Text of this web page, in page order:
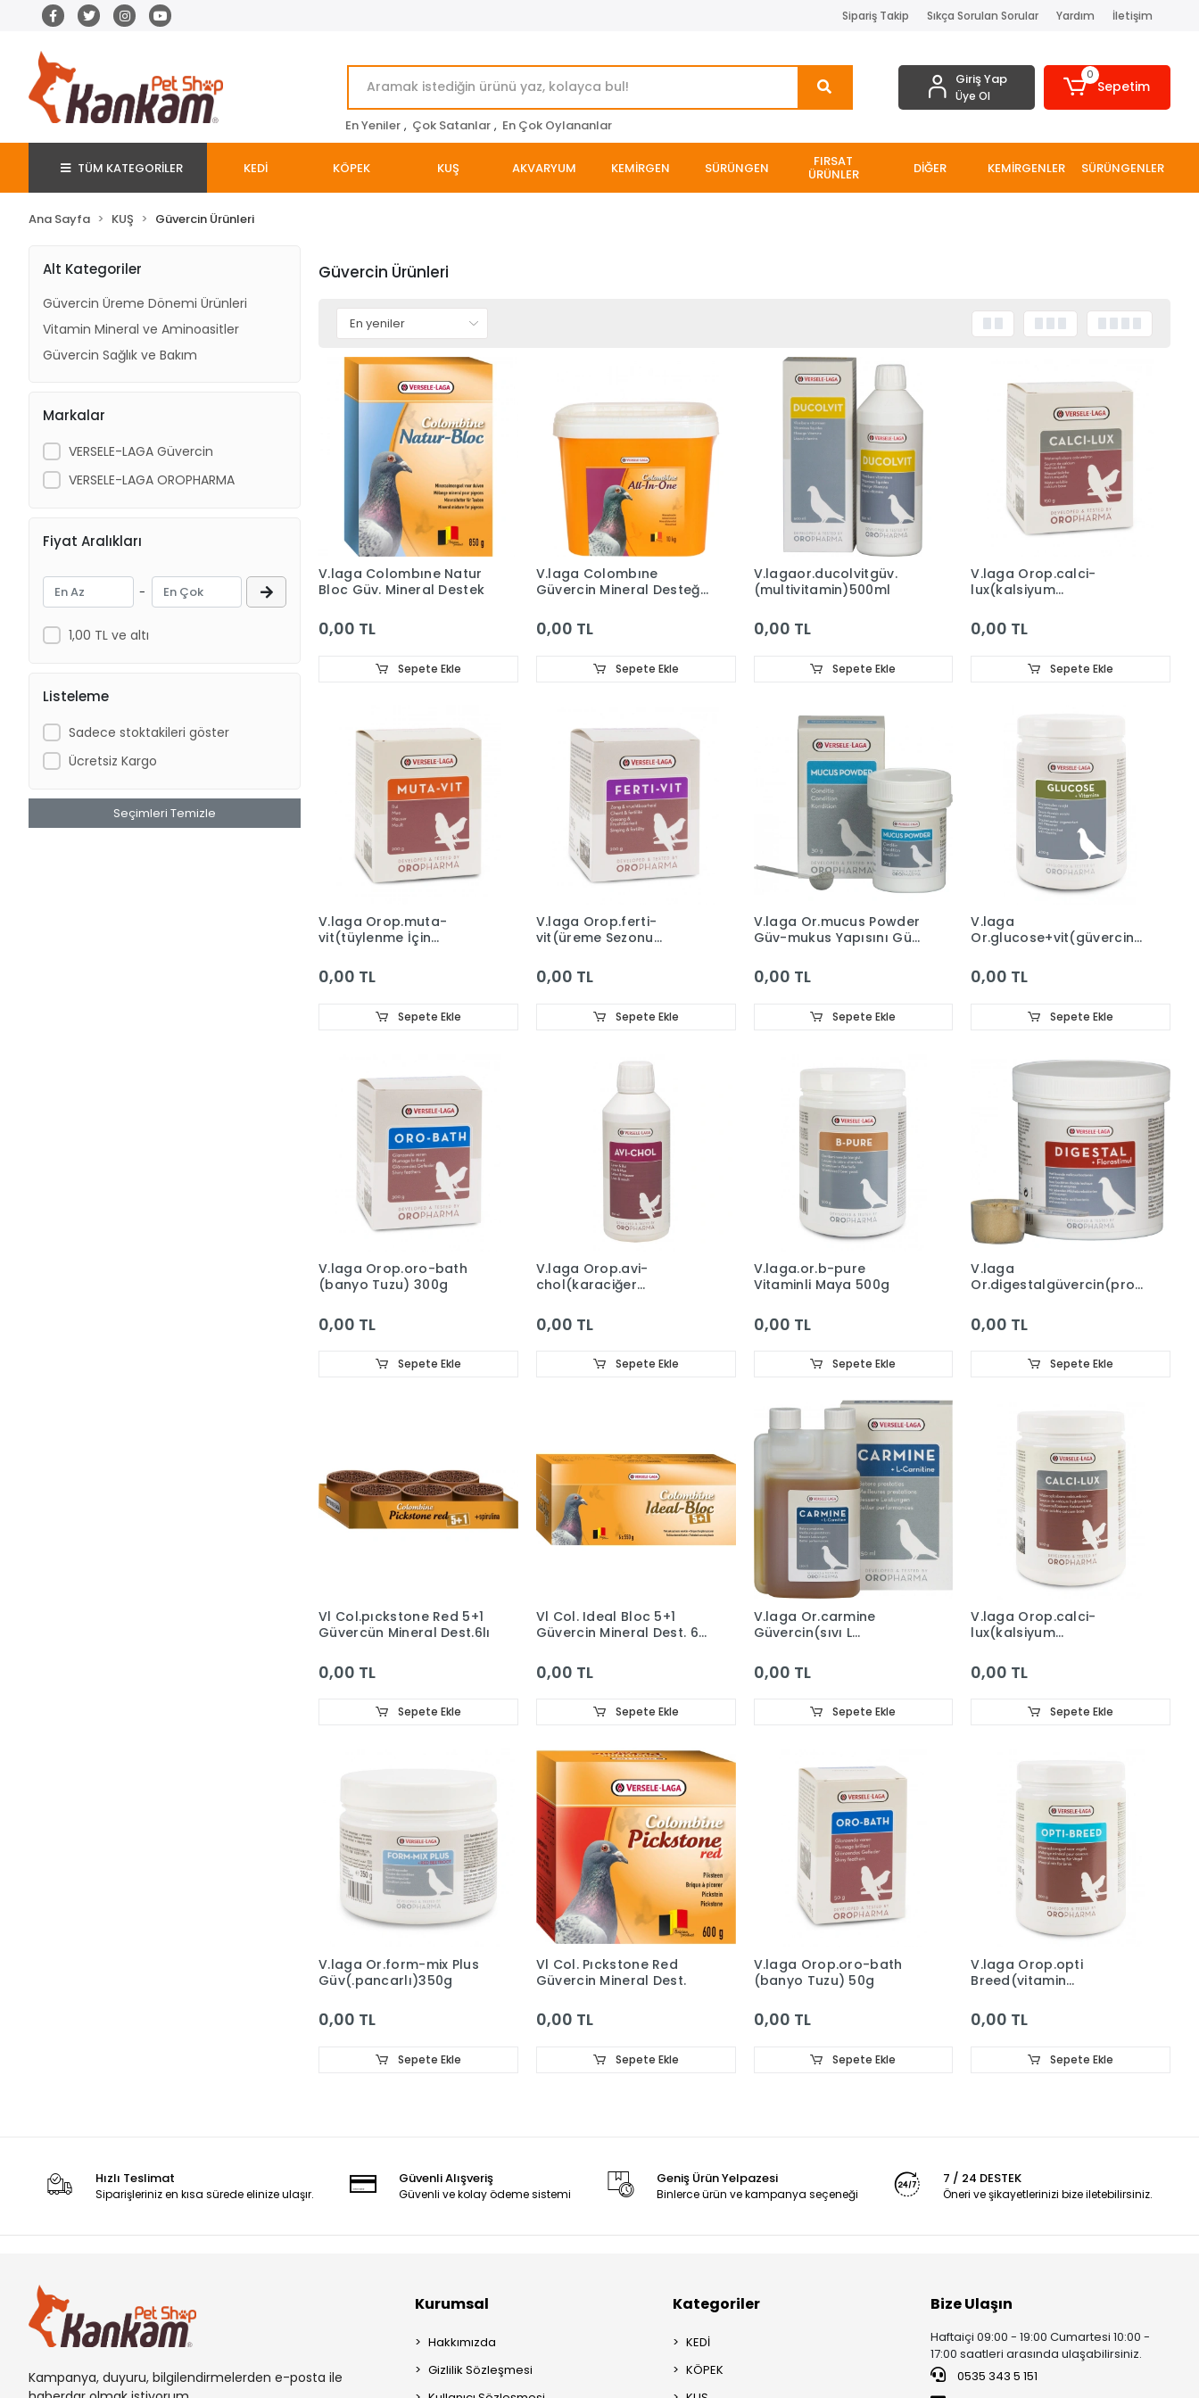
Sipariş Takip Sıkça Sorulan Sorular Yardım İletişim
En Yeniler , Çok Satanlar , En Çok Oylananlar
Giriş Yap
Üye Ol
0
Sepetim
TÜM KATEGORİLER KEDİ KÖPEK KUŞ AKVARYUM KEMİRGEN SÜRÜNGEN FIRSAT
ÜRÜNLER DİĞER KEMİRGENLER SÜRÜNGENLER
Ana Sayfa KUŞ Güvercin Ürünleri
Alt Kategoriler
Güvercin Üreme Dönemi Ürünleri
Vitamin Mineral ve Aminoasitler
Güvercin Sağlık ve Bakım
Markalar
VERSELE-LAGA Güvercin
VERSELE-LAGA OROPHARMA
Fiyat Aralıkları
-
1,00 TL ve altı
Listeleme
Sadece stoktakileri göster
Ücretsiz Kargo
Seçimleri Temizle
Güvercin Ürünleri
V.laga Colombıne Natur
Bloc Güv. Mineral Destek
0,00 TL
Sepete Ekle
V.laga Colombıne
Güvercin Mineral Desteği
0,00 TL
Sepete Ekle
V.lagaor.ducolvitgüv.
(multivitamin)500ml
0,00 TL
Sepete Ekle
V.laga Orop.calci-
lux(kalsiyum
0,00 TL
Sepete Ekle
V.laga Orop.muta-
vit(tüylenme İçin
0,00 TL
Sepete Ekle
V.laga Orop.ferti-
vit(üreme Sezonu
0,00 TL
Sepete Ekle
V.laga Or.mucus Powder
Güv-mukus Yapısını Güç
0,00 TL
Sepete Ekle
V.laga
Or.glucose+vit(güvercin
0,00 TL
Sepete Ekle
V.laga Orop.oro-bath
(banyo Tuzu) 300g
0,00 TL
Sepete Ekle
V.laga Orop.avi-
chol(karaciğer
0,00 TL
Sepete Ekle
V.laga.or.b-pure
Vitaminli Maya 500g
0,00 TL
Sepete Ekle
V.laga
Or.digestalgüvercin(probiyotik
0,00 TL
Sepete Ekle
Vl Col.pıckstone Red 5+1
Güvercün Mineral Dest.6lı
0,00 TL
Sepete Ekle
Vl Col. Ideal Bloc 5+1
Güvercin Mineral Dest. 6
0,00 TL
Sepete Ekle
V.laga Or.carmine
Güvercin(sıvı L
0,00 TL
Sepete Ekle
V.laga Orop.calci-
lux(kalsiyum
0,00 TL
Sepete Ekle
V.laga Or.form-mix Plus
Güv(.pancarlı)350g
0,00 TL
Sepete Ekle
Vl Col. Pıckstone Red
Güvercin Mineral Dest.
0,00 TL
Sepete Ekle
V.laga Orop.oro-bath
(banyo Tuzu) 50g
0,00 TL
Sepete Ekle
V.laga Orop.opti
Breed(vitamin
0,00 TL
Sepete Ekle
Hızlı Teslimat
Siparişleriniz en kısa sürede elinize ulaşır.
Güvenli Alışveriş
Güvenli ve kolay ödeme sistemi
Geniş Ürün Yelpazesi
Binlerce ürün ve kampanya seçeneği
7 / 24 DESTEK
Öneri ve şikayetlerinizi bize iletebilirsiniz.
Kampanya, duyuru, bilgilendirmelerden e-posta ile
Kurumsal
Hakkımızda
Gizlilik Sözleşmesi
Kategoriler
KEDİ
KÖPEK
Bize Ulaşın
Haftaiçi 09:00 - 19:00 Cumartesi 10:00 -
17:00 saatleri arasında ulaşabilirsiniz.
0535 343 5 151